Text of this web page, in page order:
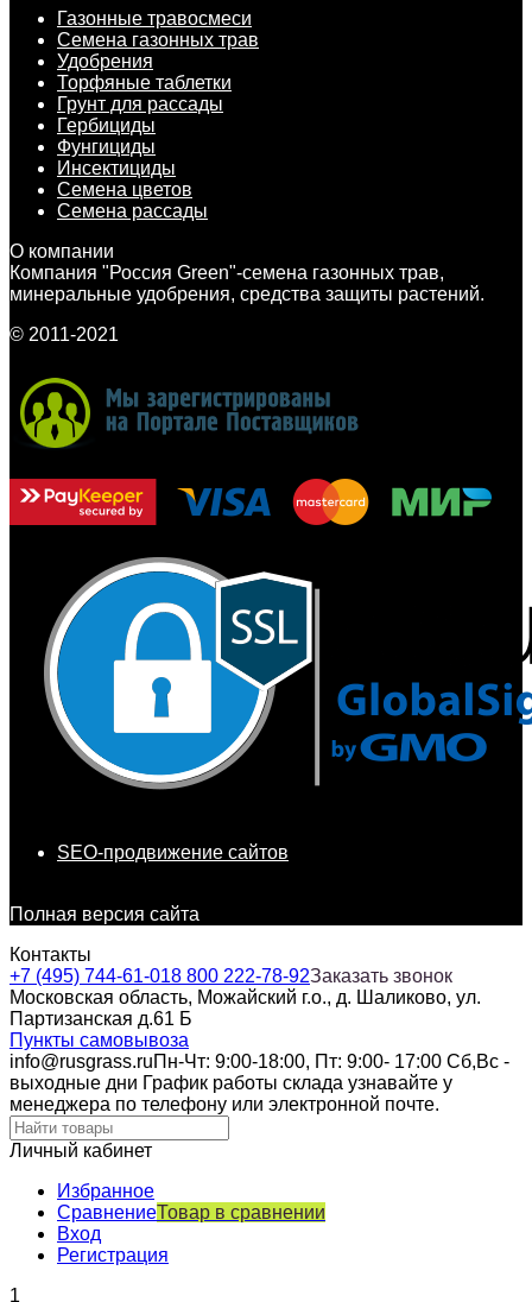
Газонные травосмеси
Семена газонных трав
Удобрения
Торфяные таблетки
Грунт для рассады
Гербициды
Фунгициды
Инсектициды
Семена цветов
Семена рассады
О компании
Компания "Россия Green"-семена газонных трав,
минеральные удобрения, средства защиты растений.
© 2011-2021
SEO-продвижение сайтов
Полная версия сайта
Контакты
+7 (495) 744-61-018 800 222-78-92Заказать звонок
Московская область, Можайский г.о., д. Шаликово, ул.
Партизанская д.61 Б
Пункты самовывоза
info@rusgrass.ruПн-Чт: 9:00-18:00, Пт: 9:00- 17:00 Сб,Вс -
выходные дни График работы склада узнавайте у
менеджера по телефону или электронной почте.
Личный кабинет
Избранное
СравнениеТовар в сравнении
Вход
Регистрация
1